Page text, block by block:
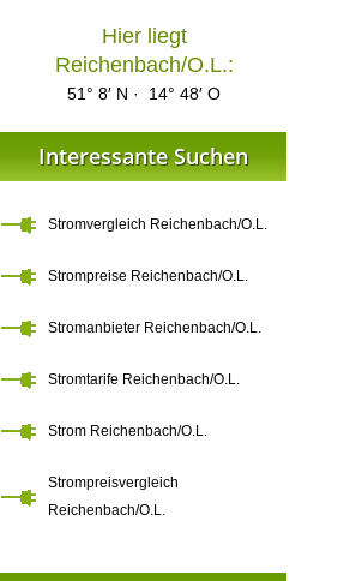
Hier liegt
Reichenbach/O.L.:
51° 8′ N · 14° 48′ O
Interessante Suchen
Stromvergleich Reichenbach/O.L.
Strompreise Reichenbach/O.L.
Stromanbieter Reichenbach/O.L.
Stromtarife Reichenbach/O.L.
Strom Reichenbach/O.L.
Strompreisvergleich
Reichenbach/O.L.